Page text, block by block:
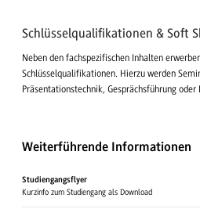
Schlüsselqualifikationen & Soft
Neben den fachspezifischen Inhalten
Schlüsselqualifikationen. Hierzu werden
Präsentationstechnik, Gesprächsführung
Weiterführende Informationen
Studiengangsflyer
Kurzinfo zum Studiengang als Download